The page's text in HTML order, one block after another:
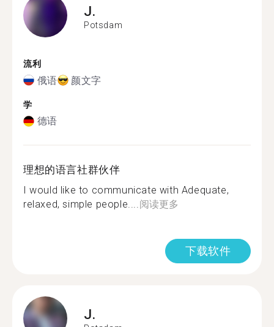
J.
Potsdam
流利
俄语 颜文字
学
德语
理想的语言社群伙伴
I would like to communicate with Adequate,
relaxed, simple people....阅读更多
下载软件
J.